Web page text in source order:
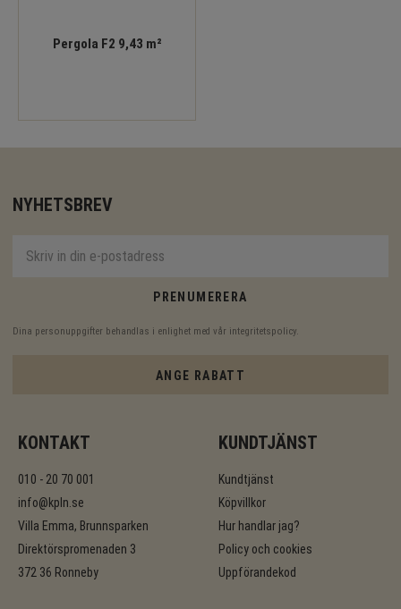
Pergola F2 9,43 m²
NYHETSBREV
PRENUMERERA
Dina personuppgifter behandlas i enlighet med vår integritetspolicy.
ANGE RABATT
KONTAKT
010 - 20 70 001
info@kpln.se
Villa Emma, Brunnsparken
Direktörspromenaden 3
372 36 Ronneby
KUNDTJÄNST
Kundtjänst
Köpvillkor
Hur handlar jag?
Policy och cookies
Uppförandekod